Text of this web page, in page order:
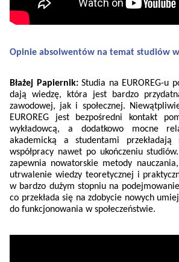
Opinie absolwentów na temat studiów w
Błażej Papiernik:Studia na EUROREG-u
dają wiedzę, która jest bardzo
zawodowej, jak i społecznej.
EUROREG jest bezpośredni kontakt
wykładowcą, a dodatkowo mocne
akademicką a studentami przekładają
współpracy nawet po ukończeniu
zapewnia nowatorskie metody
utrwalenie wiedzy teoretycznej i
w bardzo dużym stopniu na
co przekłada się na zdobycie nowych
do funkcjonowania w społeczeństwie.